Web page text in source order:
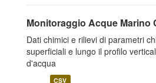
Monitoraggio Acque Marino
Dati chimici e rilievi di parametri
superficiali e lungo il profilo
d'acqua
CSV